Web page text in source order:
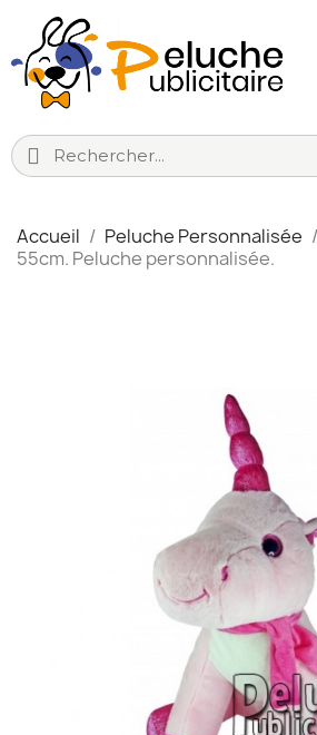
Accueil Peluche Personnalisée
55cm. Peluche personnalisée.